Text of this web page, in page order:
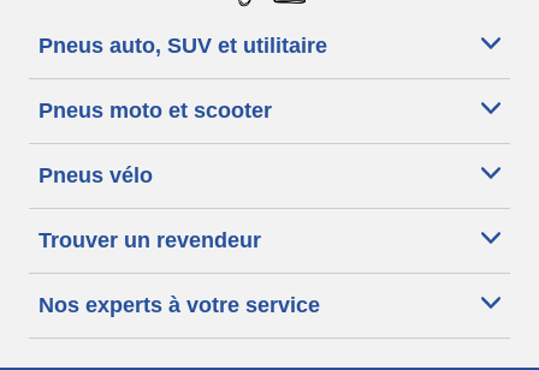
Pneus auto, SUV et utilitaire
Pneus moto et scooter
Pneus vélo
Trouver un revendeur
Nos experts à votre service